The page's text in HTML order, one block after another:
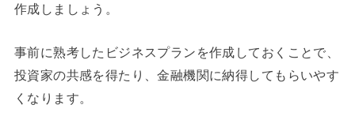
作成しましょう。
事前に熟考したビジネスプランを作成しておくことで、
投資家の共感を得たり、金融機関に納得してもらいやす
くなります。